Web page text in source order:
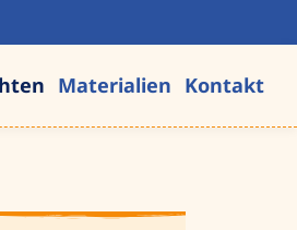
Materialien Kontakt